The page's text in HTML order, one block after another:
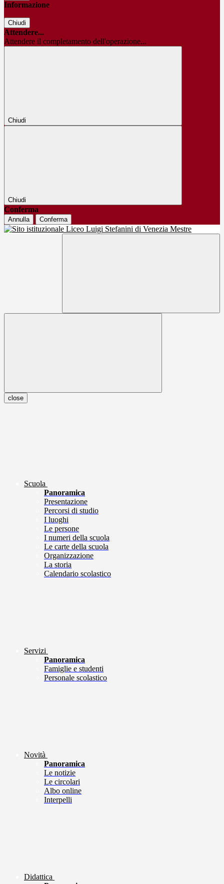
Informazione
Chiudi
Attendere...
Attendere il completamento dell'operazione...
Chiudi
Chiudi
Conferma
Annulla Conferma
close
Scuola
Panoramica
Presentazione
Percorsi di studio
I luoghi
Le persone
I numeri della scuola
Le carte della scuola
Organizzazione
La storia
Calendario scolastico
Servizi
Panoramica
Famiglie e studenti
Personale scolastico
Novità
Panoramica
Le notizie
Le circolari
Albo online
Interpelli
Didattica